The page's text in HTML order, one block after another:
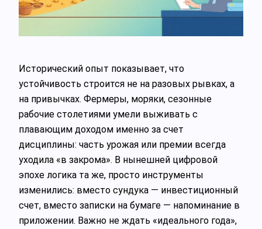
Исторический опыт показывает, что
устойчивость строится не на разовых рывках, а
на привычках. Фермеры, моряки, сезонные
рабочие столетиями умели выживать с
плавающим доходом именно за счет
дисциплины: часть урожая или премии всегда
уходила «в закрома». В нынешней цифровой
эпохе логика та же, просто инструменты
изменились: вместо сундука — инвестиционный
счет, вместо записки на бумаге — напоминание в
приложении. Важно не ждать «идеального года»,